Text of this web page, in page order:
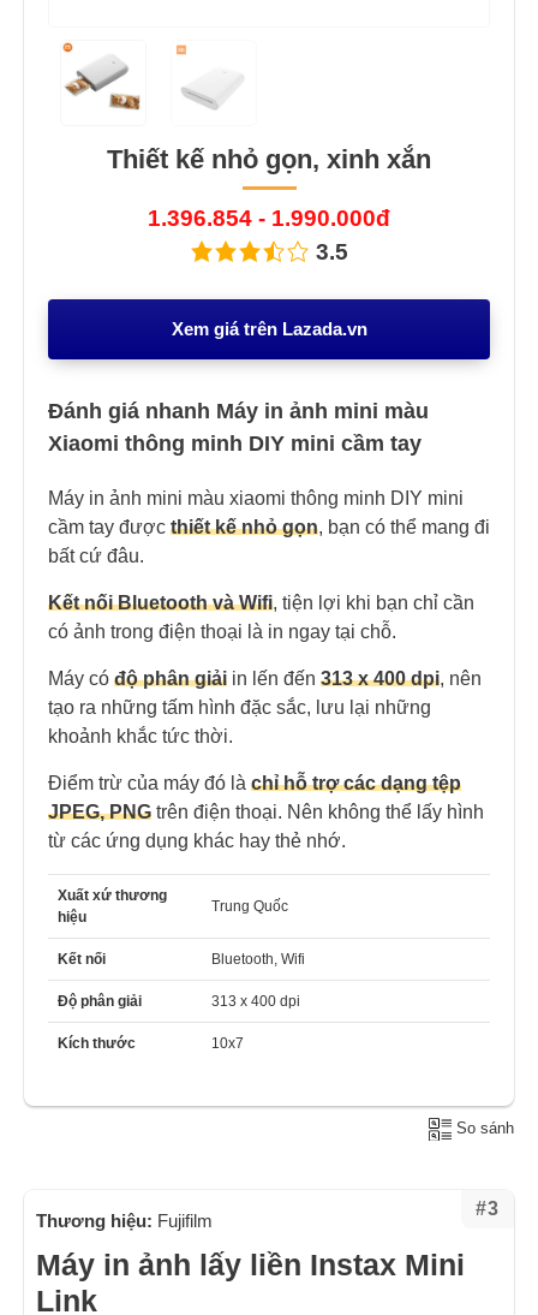
Thiết kế nhỏ gọn, xinh xắn
1.396.854 - 1.990.000đ
3.5
Xem giá trên Lazada.vn
Đánh giá nhanh Máy in ảnh mini màu
Xiaomi thông minh DIY mini cầm tay
Máy in ảnh mini màu xiaomi thông minh DIY mini
cầm tay được thiết kế nhỏ gọn, bạn có thể mang đi
bất cứ đâu.
Kết nối Bluetooth và Wifi, tiện lợi khi bạn chỉ cần
có ảnh trong điện thoại là in ngay tại chỗ.
Máy có độ phân giải in lến đến 313 x 400 dpi, nên
tạo ra những tấm hình đặc sắc, lưu lại những
khoảnh khắc tức thời.
Điểm trừ của máy đó là chỉ hỗ trợ các dạng tệp
JPEG, PNG trên điện thoại. Nên không thể lấy hình
từ các ứng dụng khác hay thẻ nhớ.
Xuất xứ thương
hiệu
Trung Quốc
Kết nối Bluetooth, Wifi
Độ phân giải 313 x 400 dpi
Kích thước 10x7
So sánh
#3
Thương hiệu: Fujifilm
Máy in ảnh lấy liền Instax Mini
Link